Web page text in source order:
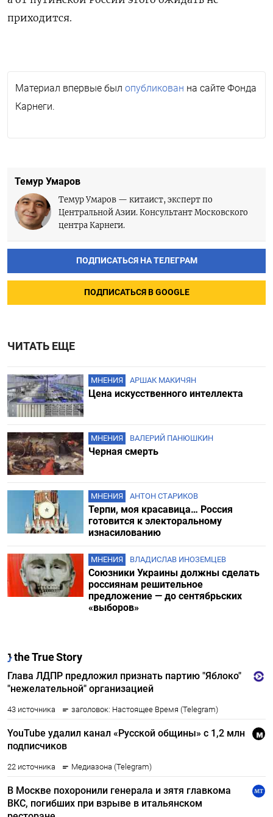
приходится.
Материал впервые был опубликован на сайте Фонда
Карнеги.
Темур Умаров
Темур Умаров — китаист, эксперт по
Центральной Азии. Консультант Московского
центра Карнеги.
ПОДПИСАТЬСЯ НА ТЕЛЕГРАМ
ПОДПИСАТЬСЯ В GOOGLE
ЧИТАТЬ ЕЩЕ
МНЕНИЯ АРШАК МАКИЧЯН
Цена искусственного интеллекта
МНЕНИЯ ВАЛЕРИЙ ПАНЮШКИН
Черная смерть
МНЕНИЯ АНТОН СТАРИКОВ
Терпи, моя красавица… Россия
готовится к электоральному
изнасилованию
МНЕНИЯ ВЛАДИСЛАВ ИНОЗЕМЦЕВ
Союзники Украины должны сделать
россиянам решительное
предложение — до сентябрьских
«выборов»